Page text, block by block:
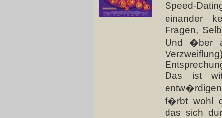
Speed-
einander
Fragen,
Und �ber
Das ist
f�rbt wohl
das sich